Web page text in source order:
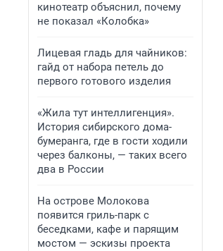
кинотеатр объяснил, почему
не показал «Колобка»
Лицевая гладь для чайников:
гайд от набора петель до
первого готового изделия
«Жила тут интеллигенция».
История сибирского дома-
бумеранга, где в гости ходили
через балконы, — таких всего
два в России
На острове Молокова
появится гриль-парк с
беседками, кафе и парящим
мостом — эскизы проекта